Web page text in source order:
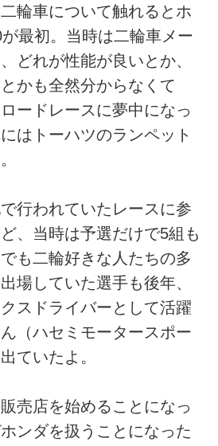
輪車について触れるとホ
最初。当時は二輪車メー
どれが性能が良いとか、
かも全然分からなくて
ードレースに夢中になっ
はトーハツのランペット
行われていたレースに参
、当時は予選だけで5組も
も二輪好きな人たちの多
場していた選手も後年、
スドライバーとして活躍
（ハセミモータースポー
ていたよ。
売店を始めることになっ
ンダを扱うことになった